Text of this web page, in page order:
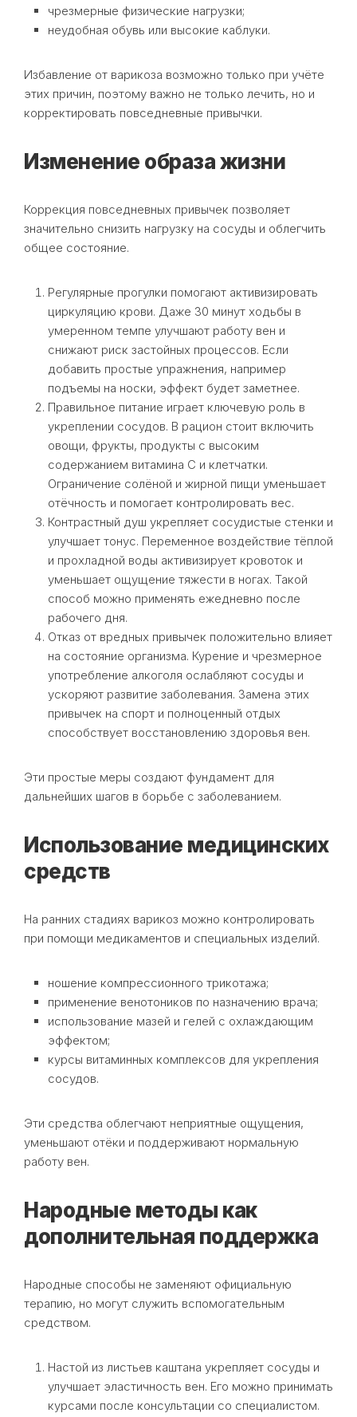
чрезмерные физические нагрузки;
неудобная обувь или высокие каблуки.
Избавление от варикоза возможно только при учёте
этих причин, поэтому важно не только лечить, но и
корректировать повседневные привычки.
Изменение образа жизни
Коррекция повседневных привычек позволяет
значительно снизить нагрузку на сосуды и облегчить
общее состояние.
Регулярные прогулки помогают активизировать
циркуляцию крови. Даже 30 минут ходьбы в
умеренном темпе улучшают работу вен и
снижают риск застойных процессов. Если
добавить простые упражнения, например
подъемы на носки, эффект будет заметнее.
Правильное питание играет ключевую роль в
укреплении сосудов. В рацион стоит включить
овощи, фрукты, продукты с высоким
содержанием витамина С и клетчатки.
Ограничение солёной и жирной пищи уменьшает
отёчность и помогает контролировать вес.
Контрастный душ укрепляет сосудистые стенки и
улучшает тонус. Переменное воздействие тёплой
и прохладной воды активизирует кровоток и
уменьшает ощущение тяжести в ногах. Такой
способ можно применять ежедневно после
рабочего дня.
Отказ от вредных привычек положительно влияет
на состояние организма. Курение и чрезмерное
употребление алкоголя ослабляют сосуды и
ускоряют развитие заболевания. Замена этих
привычек на спорт и полноценный отдых
способствует восстановлению здоровья вен.
Эти простые меры создают фундамент для
дальнейших шагов в борьбе с заболеванием.
Использование медицинских
средств
На ранних стадиях варикоз можно контролировать
при помощи медикаментов и специальных изделий.
ношение компрессионного трикотажа;
применение венотоников по назначению врача;
использование мазей и гелей с охлаждающим
эффектом;
курсы витаминных комплексов для укрепления
сосудов.
Эти средства облегчают неприятные ощущения,
уменьшают отёки и поддерживают нормальную
работу вен.
Народные методы как
дополнительная поддержка
Народные способы не заменяют официальную
терапию, но могут служить вспомогательным
средством.
Настой из листьев каштана укрепляет сосуды и
улучшает эластичность вен. Его можно принимать
курсами после консультации со специалистом.